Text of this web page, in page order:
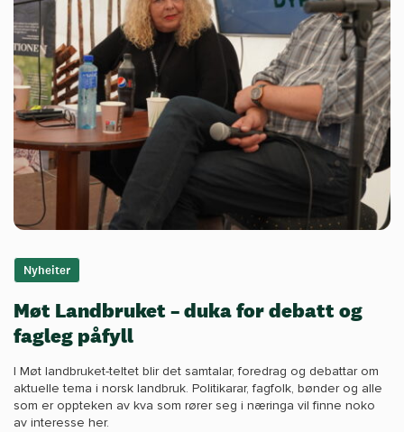
Nyheiter
Møt Landbruket – duka for debatt og
fagleg påfyll
I Møt landbruket-teltet blir det samtalar, foredrag og debattar om
aktuelle tema i norsk landbruk. Politikarar, fagfolk, bønder og alle
som er oppteken av kva som rører seg i næringa vil finne noko
av interesse her.